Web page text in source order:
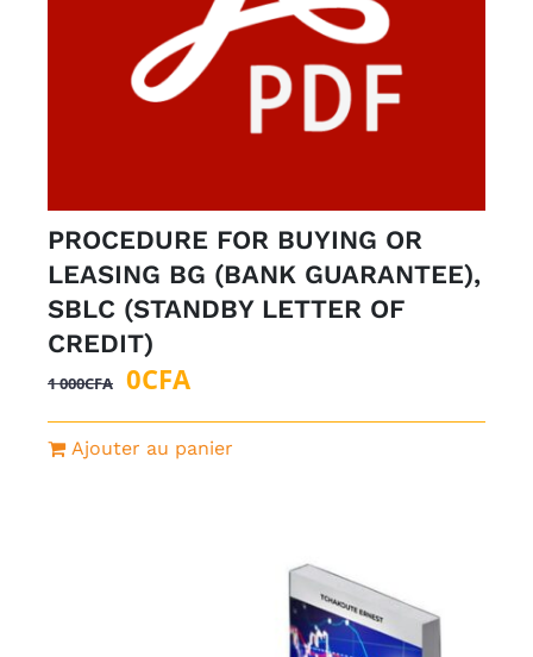
PROCEDURE FOR BUYING OR
LEASING BG (BANK GUARANTEE),
SBLC (STANDBY LETTER OF
CREDIT)
1 000CFA
Le
prix
initial
0CFALe
prix
actuel
Ajouter au panier